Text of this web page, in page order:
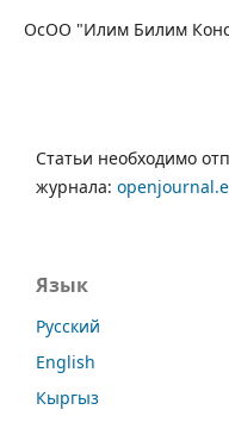
ОсОО "Илим Билим
Статьи необходимо
журнала:
Язык
Русский
English
Кыргыз